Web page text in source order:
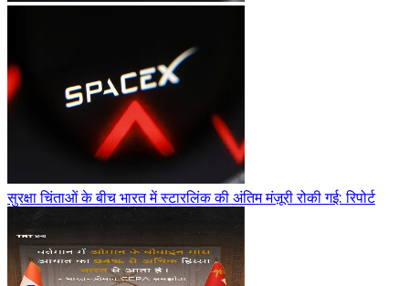
सुरक्षा चिंताओं के बीच भारत में स्टारलिंक की अंतिम मंज़ूरी रोकी गई: रिपोर्ट